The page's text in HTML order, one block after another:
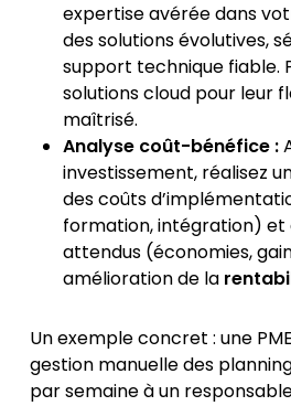
expertise avérée dans
des solutions évolutives,
support technique fiable.
solutions cloud pour leur
maîtrisé.
Analyse coût-bénéfice :
investissement, réalisez
des coûts
formation, intégration) et
attendus (économies,
amélioration de la
Un exemple concret : une
gestion manuelle des
par semaine à un